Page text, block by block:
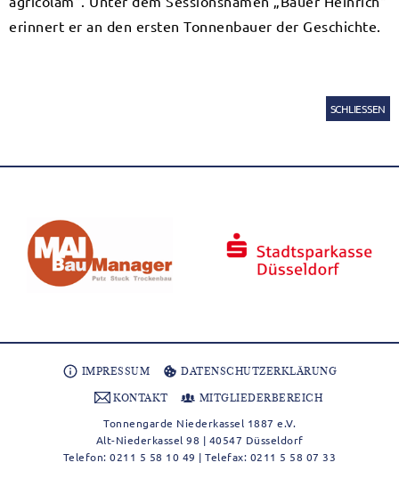
erinnert er an den ersten Tonnenbauer der Geschichte.
SCHLIESSEN
IMPRESSUM DATENSCHUTZERKLÄRUNG
KONTAKT MITGLIEDERBEREICH
Tonnengarde Niederkassel 1887 e.V.
Alt-Niederkassel 98 | 40547 Düsseldorf
Telefon: 0211 5 58 10 49 | Telefax: 0211 5 58 07 33